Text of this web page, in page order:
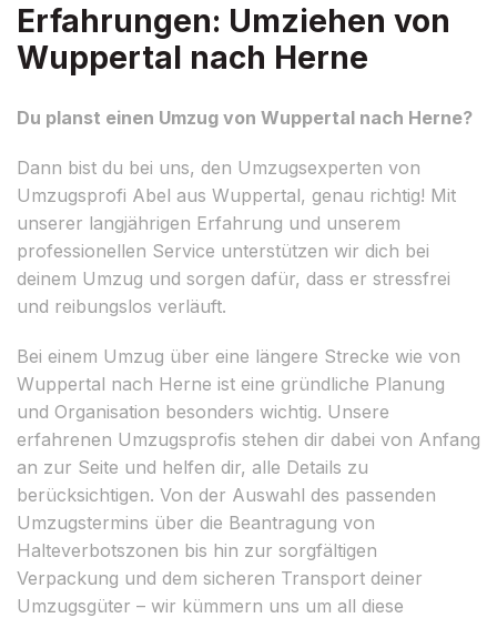
Erfahrungen: Umziehen von
Wuppertal nach Herne
Du planst einen Umzug von Wuppertal nach Herne?
Dann bist du bei uns, den Umzugsexperten von
Umzugsprofi Abel aus Wuppertal, genau richtig! Mit
unserer langjährigen Erfahrung und unserem
professionellen Service unterstützen wir dich bei
deinem Umzug und sorgen dafür, dass er stressfrei
und reibungslos verläuft.
Bei einem Umzug über eine längere Strecke wie von
Wuppertal nach Herne ist eine gründliche Planung
und Organisation besonders wichtig. Unsere
erfahrenen Umzugsprofis stehen dir dabei von Anfang
an zur Seite und helfen dir, alle Details zu
berücksichtigen. Von der Auswahl des passenden
Umzugstermins über die Beantragung von
Halteverbotszonen bis hin zur sorgfältigen
Verpackung und dem sicheren Transport deiner
Umzugsgüter – wir kümmern uns um all diese